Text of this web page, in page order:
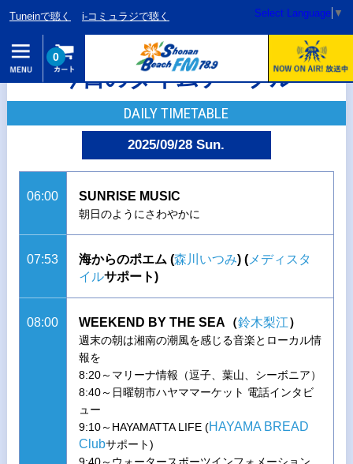
Tuneinで聴く i-コミュラジで聴く Select Language ▼
0
今日のタイムテーブル
DAILY TIMETABLE
2025/09/28 Sun.
06:00 SUNRISE MUSIC
朝日のようにさわやかに
07:53 海からのポエム (森川いつみ) (メディスタ
イルサポート)
08:00 WEEKEND BY THE SEA（鈴木梨江）
週末の朝は湘南の潮風を感じる音楽とローカル情
報を
8:20～マリーナ情報（逗子、葉山、シーボニア）
8:40～日曜朝市ハヤママーケット 電話インタビ
ュー
9:10～HAYAMATTA LIFE (HAYAMA BREAD
Clubサポート)